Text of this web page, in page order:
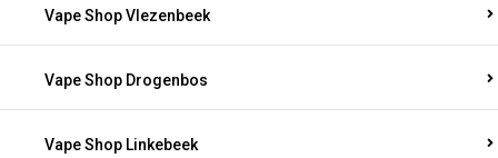
Vape Shop Vlezenbeek
Vape Shop Drogenbos
Vape Shop Linkebeek